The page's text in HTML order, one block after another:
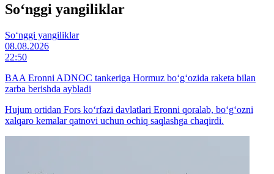
So‘nggi yangiliklar
So‘nggi yangiliklar
08.08.2026
22:50
BAA Eronni ADNOC tankeriga Hormuz bo‘g‘ozida raketa bilan
zarba berishda aybladi
Hujum ortidan Fors ko‘rfazi davlatlari Eronni qoralab, bo‘g‘ozni
xalqaro kemalar qatnovi uchun ochiq saqlashga chaqirdi.